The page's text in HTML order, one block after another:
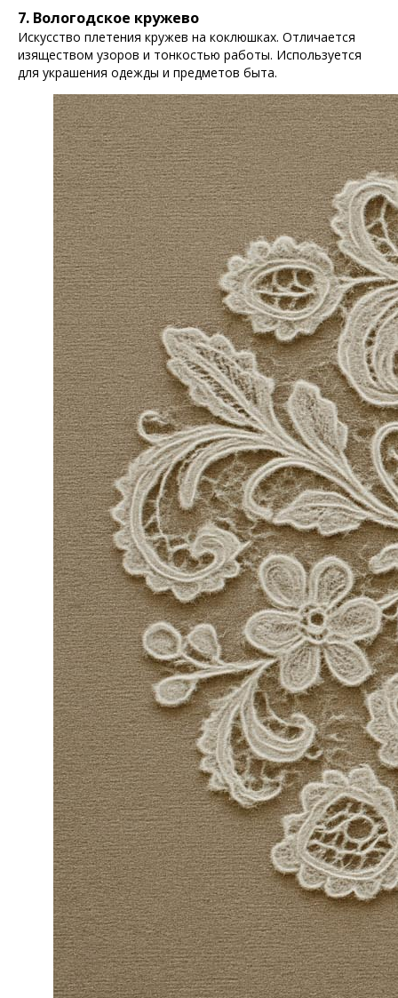
7. Вологодское кружево
Искусство плетения кружев на коклюшках. Отличается
изяществом узоров и тонкостью работы. Используется
для украшения одежды и предметов быта.